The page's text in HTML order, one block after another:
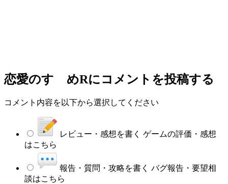
恋愛のすゝめRにコメントを投稿する
コメント内容を以下から選択してください
レビュー・感想を書く ゲームの評価・感想
はこちら
報告・質問・攻略を書く バグ報告・要望相
談はこちら